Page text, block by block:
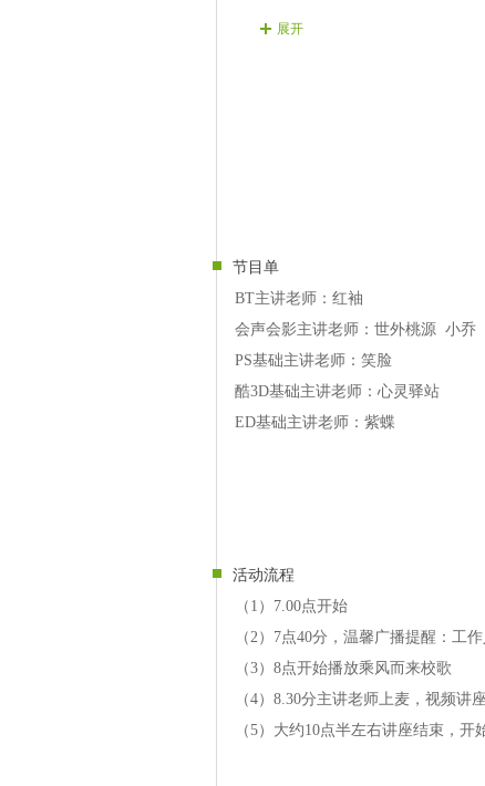
展开
节目单
BT主讲老师：红袖
会声会影主讲老师：世外桃源 小乔
PS基础主讲老师：笑脸
酷3D基础主讲老师：心灵驿站
ED基础主讲老师：紫蝶
活动流程
（1）7.00点开始
（2）7点40分，温馨广播提醒：工
（3）8点开始播放乘风而来校歌
（4）8.30分主讲老师上麦，视频讲
（5）大约10点半左右讲座结束，开